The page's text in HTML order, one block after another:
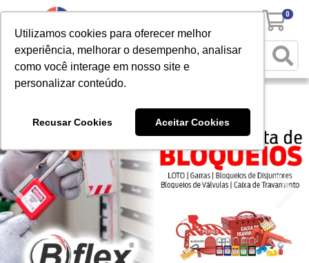
Utilizamos cookies para oferecer melhor
experiência, melhorar o desempenho, analisar
como você interage em nosso site e
personalizar conteúdo.
Recusar Cookies Aceitar Cookies
0